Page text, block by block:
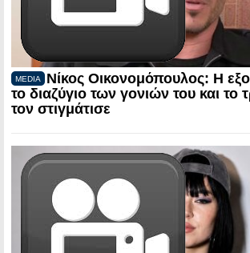
MEDIA
Νίκος Οικονομόπουλος: Η
το διαζύγιο των γονιών του και το
τον στιγμάτισε